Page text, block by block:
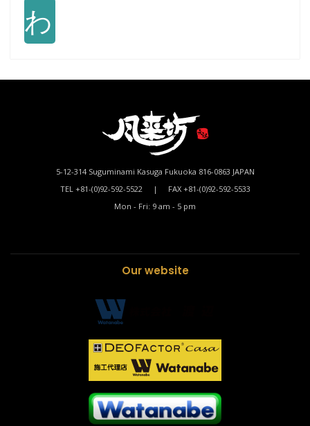
わ
5-12-314 Suguminami Kasuga Fukuoka 816-0863 JAPAN
TEL +81-(0)92-592-5522 | FAX +81-(0)92-592-5533
Mon - Fri: 9 am - 5 pm
Our website